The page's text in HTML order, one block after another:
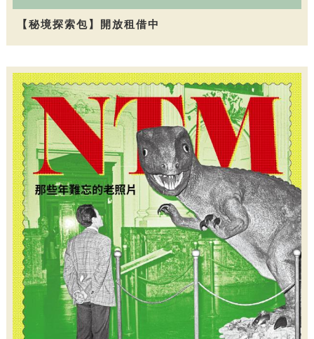
【秘境探索包】開放租借中